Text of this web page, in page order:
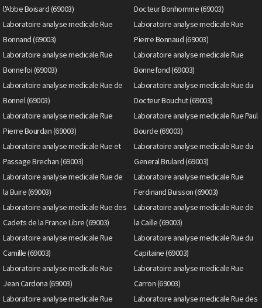
l'Abbe Boisard (69003)
Docteur Bonhomme (69003)
Laboratoire analyse medicale Rue
Bonnand (69003)
Laboratoire analyse medicale Rue
Pierre Bonnaud (69003)
Laboratoire analyse medicale Rue
Bonnefoi (69003)
Laboratoire analyse medicale Rue
Bonnefond (69003)
Laboratoire analyse medicale Rue de
Bonnel (69003)
Laboratoire analyse medicale Rue du
Docteur Bouchut (69003)
Laboratoire analyse medicale Rue
Pierre Bourdan (69003)
Laboratoire analyse medicale Rue Paul
Bourde (69003)
Laboratoire analyse medicale Rue et
Passage Brechan (69003)
Laboratoire analyse medicale Rue du
General Brulard (69003)
Laboratoire analyse medicale Rue de
la Buire (69003)
Laboratoire analyse medicale Rue
Ferdinand Buisson (69003)
Laboratoire analyse medicale Rue des
Cadets de la France Libre (69003)
Laboratoire analyse medicale Rue de
la Caille (69003)
Laboratoire analyse medicale Rue
Camille (69003)
Laboratoire analyse medicale Rue du
Capitaine (69003)
Laboratoire analyse medicale Rue
Jean Cardona (69003)
Laboratoire analyse medicale Rue
Carron (69003)
Laboratoire analyse medicale Rue
Laboratoire analyse medicale Rue des